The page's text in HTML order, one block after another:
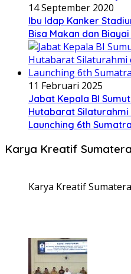
14 September 2020
Ibu Idap Kanker
Bisa Makan dan
11 Februari 2025
Jabat Kepala BI
Hutabarat
Launching 6th
Karya Kreatif
Karya Kreatif